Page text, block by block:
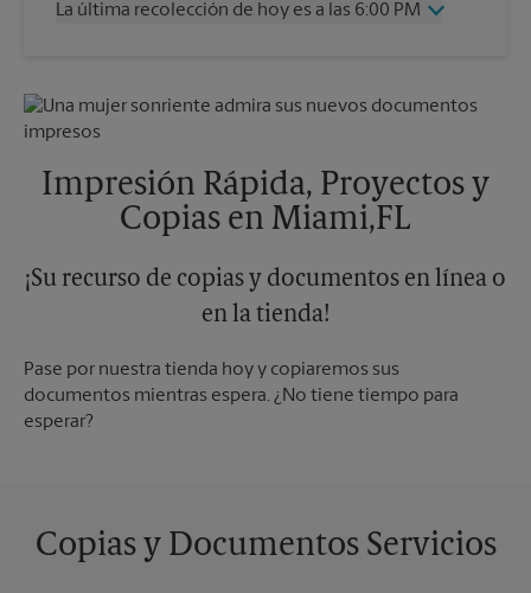
Viernes
6:00 PM
Martes
La última recolección de hoy es a las 6:00 PM
Viernes
6:00 PM
Sábado
Lunes
6:00 PM
6:00 PM
Impresión Rápida, Proyectos y
Copias en Miami,FL
¡Su recurso de copias y documentos en línea o
en la tienda!
Pase por nuestra tienda hoy y copiaremos sus
documentos mientras espera. ¿No tiene tiempo para
esperar?
Copias y Documentos Servicios